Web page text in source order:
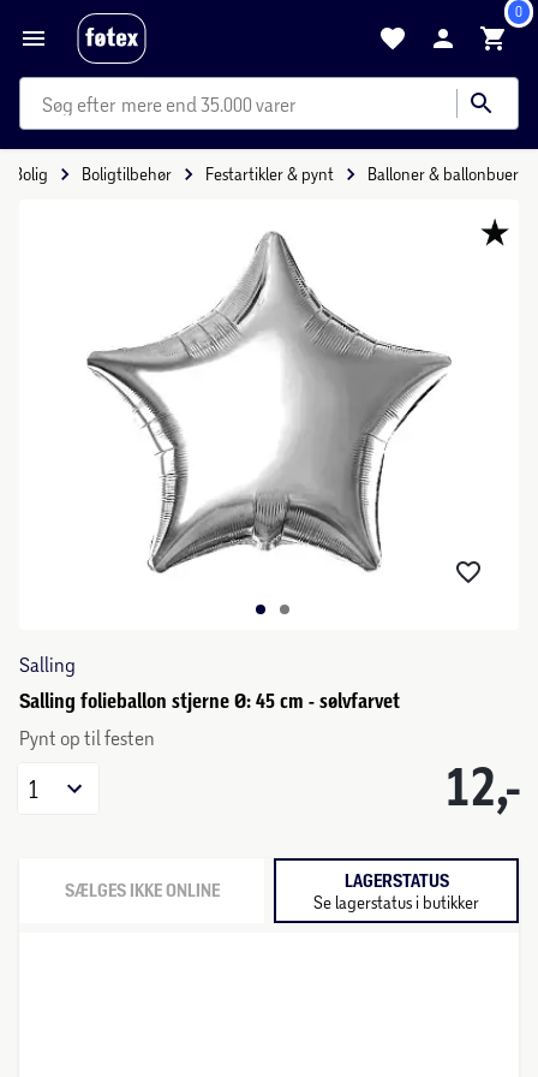
0
mere end 35.000 varer
Bolig Boligtilbehør Festartikler & pynt Balloner & ballonbuer
Salling
Salling folieballon stjerne Ø: 45 cm - sølvfarvet
Pynt op til festen
12,-
1
SÆLGES IKKE ONLINE LAGERSTATUS
Se lagerstatus i butikker